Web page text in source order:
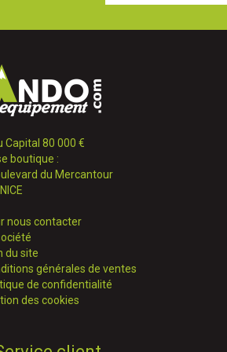
Capital 80 000 €
boutique :
du Mercantour
nous contacter
du site
générales de ventes
de confidentialité
des cookies